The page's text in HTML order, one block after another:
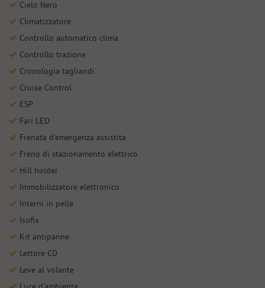
Cielo Nero
Climatizzatore
Controllo automatico clima
Controllo trazione
Cronologia tagliandi
Cruise Control
ESP
Fari LED
Frenata d'emergenza assistita
Freno di stazionamento elettrico
Hill holder
Immobilizzatore elettronico
Interni in pelle
Isofix
Kit antipanne
Lettore CD
Leve al volante